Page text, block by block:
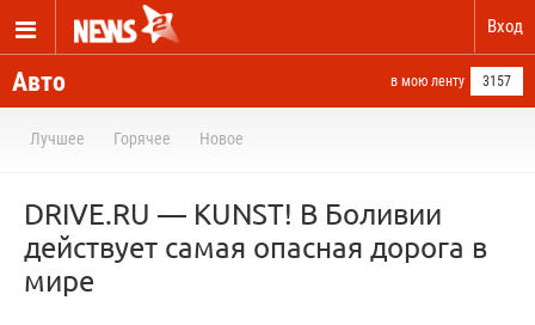
Вход
Авто в мою ленту 3157
Лучшее Горячее Новое
DRIVE.RU — KUNST! В Боливии
действует самая опасная дорога в
мире